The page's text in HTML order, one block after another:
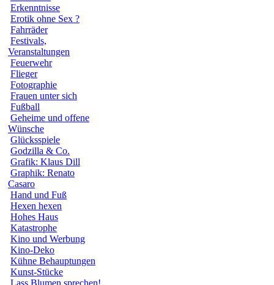
Erkenntnisse
Erotik ohne Sex ?
Fahrräder
Festivals,
Veranstaltungen
Feuerwehr
Flieger
Fotographie
Frauen unter sich
Fußball
Geheime und offene
Wünsche
Glücksspiele
Godzilla & Co.
Grafik: Klaus Dill
Graphik: Renato
Casaro
Hand und Fuß
Hexen hexen
Hohes Haus
Katastrophe
Kino und Werbung
Kino-Deko
Kühne Behauptungen
Kunst-Stücke
Lass Blumen sprechen!